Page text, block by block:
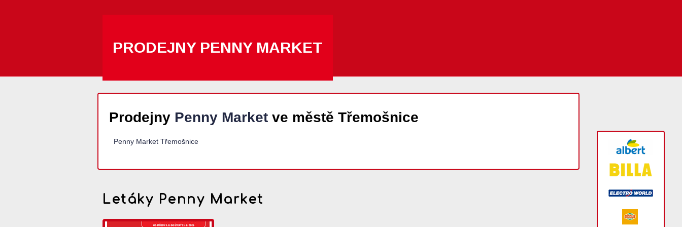
PRODEJNY PENNY MARKET
Prodejny Penny Market ve městě Třemošnice
Penny Market Třemošnice
Letáky Penny Market